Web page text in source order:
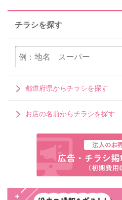
チラシを探す
都道府県からチラシを探す
お店の名前からチラシを探す